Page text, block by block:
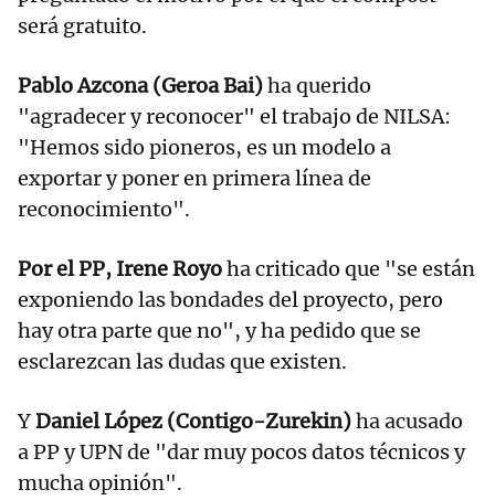
será gratuito.
Pablo Azcona (Geroa Bai)ha querido
"agradecer y reconocer" el trabajo de NILSA:
"Hemos sido pioneros, es un modelo a
exportar y poner en primera línea de
reconocimiento".
Por el PP, Irene Royoha criticado que "se están
exponiendo las bondades del proyecto, pero
hay otra parte que no", y ha pedido que se
esclarezcan las dudas que existen.
YDaniel López (Contigo-Zurekin)ha acusado
a PP y UPN de "dar muy pocos datos técnicos y
mucha opinión".